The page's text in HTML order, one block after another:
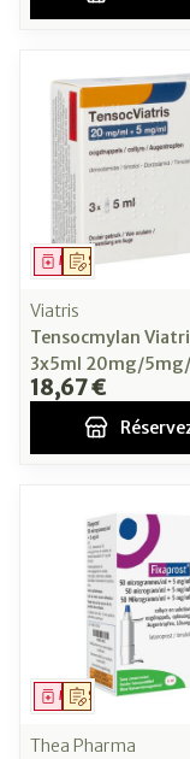
Sur prescription
Médicament
Viatris
Tensocmylan
3x5ml 20mg/5mg/
18,67 €
Sur prescription
Médicament
Thea Pharma